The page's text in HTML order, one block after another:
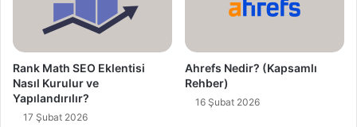
Rank Math SEO Eklentisi
Nasıl Kurulur ve
Yapılandırılır?
17 Şubat 2026
Ahrefs Nedir? (Kapsamlı
Rehber)
16 Şubat 2026